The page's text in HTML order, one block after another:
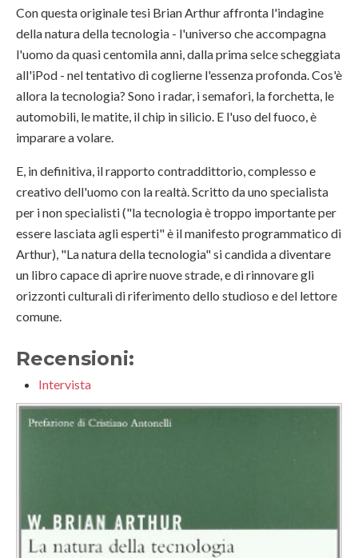
Con questa originale tesi Brian Arthur affronta l'indagine
della natura della tecnologia - l'universo che accompagna
l'uomo da quasi centomila anni, dalla prima selce scheggiata
all'iPod - nel tentativo di coglierne l'essenza profonda. Cos'è
allora la tecnologia? Sono i radar, i semafori, la forchetta, le
automobili, le matite, il chip in silicio. E l'uso del fuoco, è
imparare a volare.
E, in definitiva, il rapporto contraddittorio, complesso e
creativo dell'uomo con la realtà. Scritto da uno specialista
per i non specialisti ("la tecnologia è troppo importante per
essere lasciata agli esperti" è il manifesto programmatico di
Arthur), "La natura della tecnologia" si candida a diventare
un libro capace di aprire nuove strade, e di rinnovare gli
orizzonti culturali di riferimento dello studioso e del lettore
comune.
Recensioni:
Intervista